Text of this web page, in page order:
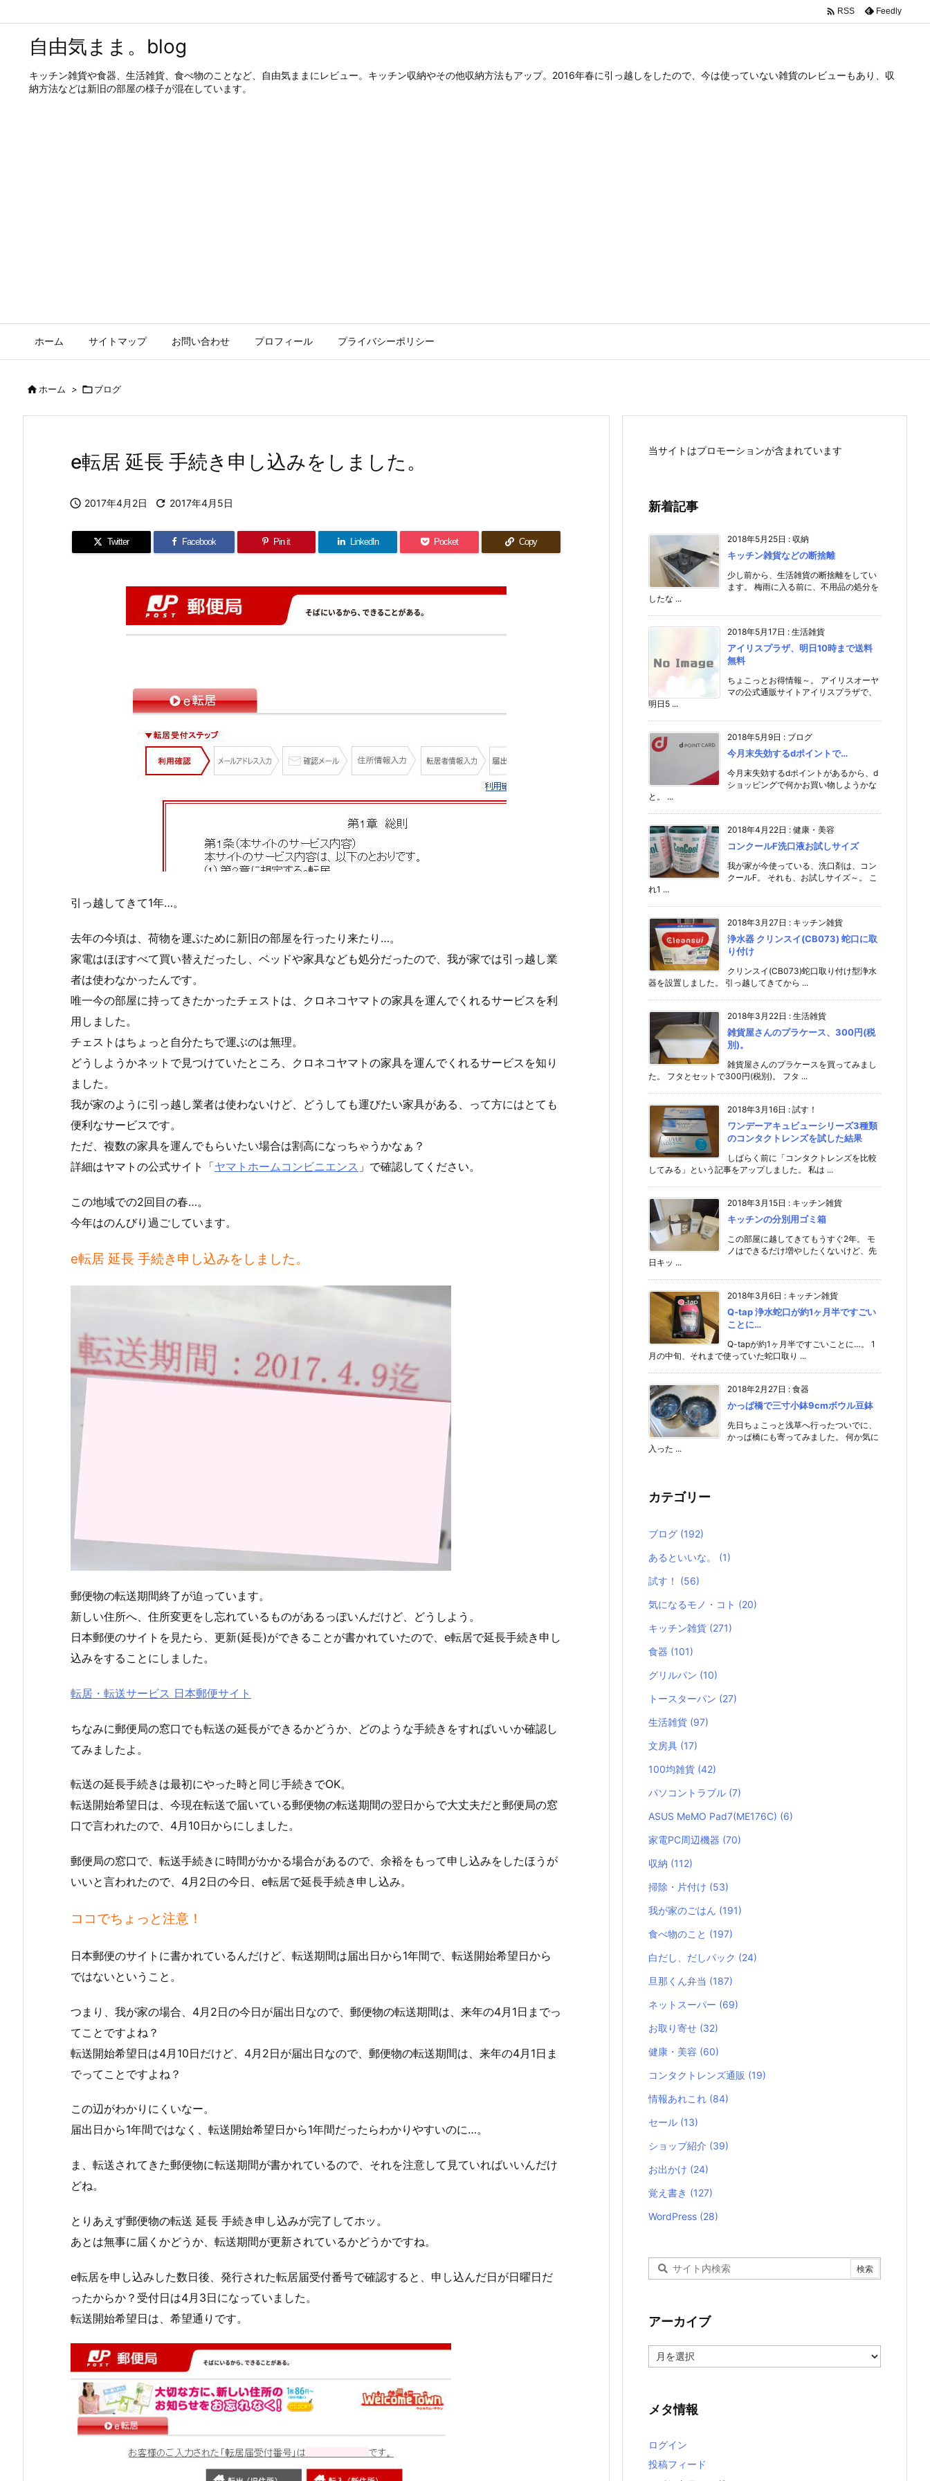
自由気まま。blog
キッチン雑貨や食器、生活雑貨、食べ物のことなど、自由気ままにレビュー。キッチン収納やその他収納方法もアップ。2016年春に引っ越しをしたので、今は使っていない雑貨のレビューもあり、収
納方法などは新旧の部屋の様子が混在しています。
ホーム サイトマップ お問い合わせ プロフィール プライバシーポリシー
 RSS Feedly
ホーム > ブログ
e転居 延長 手続き申し込みをしました。
 2017年4月2日  2017年4月5日
Twitter Facebook Pin it LinkedIn Pocket Copy
引っ越してきて1年…。
去年の今頃は、荷物を運ぶために新旧の部屋を行ったり来たり…。
家電はほぼすべて買い替えだったし、ベッドや家具なども処分だったので、我が家では引っ越し業
者は使わなかったんです。
唯一今の部屋に持ってきたかったチェストは、クロネコヤマトの家具を運んでくれるサービスを利
用しました。
チェストはちょっと自分たちで運ぶのは無理。
どうしようかネットで見つけていたところ、クロネコヤマトの家具を運んでくれるサービスを知り
ました。
我が家のように引っ越し業者は使わないけど、どうしても運びたい家具がある、って方にはとても
便利なサービスです。
ただ、複数の家具を運んでもらいたい場合は割高になっちゃうかなぁ？
詳細はヤマトの公式サイト「ヤマトホームコンビニエンス 」で確認してください。
この地域での2回目の春…。
今年はのんびり過ごしています。
e転居 延長 手続き申し込みをしました。
郵便物の転送期間終了が迫っています。
新しい住所へ、住所変更をし忘れているものがあるっぽいんだけど、どうしよう。
日本郵便のサイトを見たら、更新(延長)ができることが書かれていたので、e転居で延長手続き申し
込みをすることにしました。
転居・転送サービス 日本郵便サイト
ちなみに郵便局の窓口でも転送の延長ができるかどうか、どのような手続きをすればいいか確認し
てみましたよ。
転送の延長手続きは最初にやった時と同じ手続きでOK。
転送開始希望日は、今現在転送で届いている郵便物の転送期間の翌日からで大丈夫だと郵便局の窓
口で言われたので、4月10日からにしました。
郵便局の窓口で、転送手続きに時間がかかる場合があるので、余裕をもって申し込みをしたほうが
いいと言われたので、4月2日の今日、e転居で延長手続き申し込み。
ココでちょっと注意！
日本郵便のサイトに書かれているんだけど、転送期間は届出日から1年間で、転送開始希望日から
ではないということ。
つまり、我が家の場合、4月2日の今日が届出日なので、郵便物の転送期間は、来年の4月1日までっ
てことですよね？
転送開始希望日は4月10日だけど、4月2日が届出日なので、郵便物の転送期間は、来年の4月1日ま
でってことですよね？
この辺がわかりにくいなー。
届出日から1年間ではなく、転送開始希望日から1年間だったらわかりやすいのに…。
ま、転送されてきた郵便物に転送期間が書かれているので、それを注意して見ていればいいんだけ
どね。
とりあえず郵便物の転送 延長 手続き申し込みが完了してホッ。
あとは無事に届くかどうか、転送期間が更新されているかどうかですね。
e転居を申し込みした数日後、発行された転居届受付番号で確認すると、申し込んだ日が日曜日だ
ったからか？受付日は4月3日になっていました。
転送開始希望日は、希望通りです。
当サイトはプロモーションが含まれています
新着記事
2018年5月25日 : 収納
キッチン雑貨などの断捨離
少し前から、生活雑貨の断捨離をしてい
ます。 梅雨に入る前に、不用品の処分を
したな ...
2018年5月17日 : 生活雑貨
アイリスプラザ、明日10時まで送料
無料
ちょこっとお得情報～。 アイリスオーヤ
マの公式通販サイトアイリスプラザで、
明日5 ...
2018年5月9日 : ブログ
今月末失効するdポイントで…
今月末失効するdポイントがあるから、d
ショッピングで何かお買い物しようかな
と。 ...
2018年4月22日 : 健康・美容
コンクールF洗口液お試しサイズ
我が家が今使っている、洗口剤は、コン
クールF。 それも、お試しサイズ～。 こ
れ1 ...
2018年3月27日 : キッチン雑貨
浄水器 クリンスイ(CB073) 蛇口に取
り付け
クリンスイ(CB073)蛇口取り付け型浄水
器を設置しました。 引っ越してきてから ...
2018年3月22日 : 生活雑貨
雑貨屋さんのプラケース、300円(税
別)。
雑貨屋さんのプラケースを買ってみまし
た。 フタとセットで300円(税別)。 フタ ...
2018年3月16日 : 試す！
ワンデーアキュビューシリーズ3種類
のコンタクトレンズを試した結果
しばらく前に「コンタクトレンズを比較
してみる」という記事をアップしました。 私は ...
2018年3月15日 : キッチン雑貨
キッチンの分別用ゴミ箱
この部屋に越してきてもうすぐ2年。 モ
ノはできるだけ増やしたくないけど、先
日キッ ...
2018年3月6日 : キッチン雑貨
Q-tap 浄水蛇口が約1ヶ月半ですごい
ことに…
Q-tapが約1ヶ月半ですごいことに…。 1
月の中旬、それまで使っていた蛇口取り ...
2018年2月27日 : 食器
かっぱ橋で三寸小鉢9cmボウル豆鉢
先日ちょこっと浅草へ行ったついでに、
かっぱ橋にも寄ってみました。 何か気に
入った ...
カテゴリー
ブログ (192)
あるといいな。 (1)
試す！ (56)
気になるモノ・コト (20)
キッチン雑貨 (271)
食器 (101)
グリルパン (10)
トースターパン (27)
生活雑貨 (97)
文房具 (17)
100均雑貨 (42)
パソコントラブル (7)
ASUS MeMO Pad7(ME176C) (6)
家電PC周辺機器 (70)
収納 (112)
掃除・片付け (53)
我が家のごはん (191)
食べ物のこと (197)
白だし、だしパック (24)
旦那くん弁当 (187)
ネットスーパー (69)
お取り寄せ (32)
健康・美容 (60)
コンタクトレンズ通販 (19)
情報あれこれ (84)
セール (13)
ショップ紹介 (39)
お出かけ (24)
覚え書き (127)
WordPress (28)
アーカイブ
ー
ブ
メタ情報
ログイン
投稿フィード